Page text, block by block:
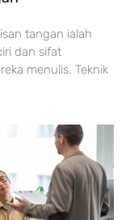
tangan ialah
dan sifat
menulis. Teknik